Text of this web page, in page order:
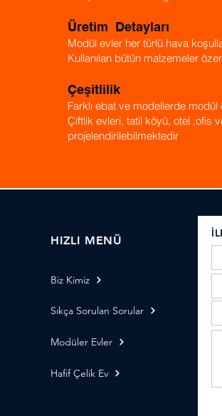
Üretim Detayları
Modül evler her türlü hava
Kullanılan bütün malzemeler
Çeşitlilik
Farklı ebat ve modellerde modül
Çiftlik evleri, tatil köyü, otel ,ofis
projelendirilebilmektedir
HIZLI MENÜ
Biz Kimiz
Sıkça Sorulan Sorular
Modüler Evler
Hafif Çelik Ev